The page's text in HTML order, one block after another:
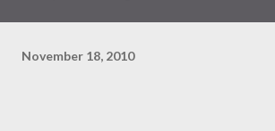
November 18, 2010